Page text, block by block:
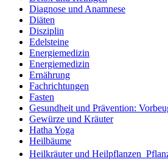
Diagnose und Anamnese
Diäten
Disziplin
Edelsteine
Energiemedizin
Energiemedizin
Ernährung
Fachrichtungen
Fasten
Gesundheit und Prävention:
Gewürze und Kräuter
Hatha Yoga
Heilbäume
Heilkräuter und Heilpflanzen 